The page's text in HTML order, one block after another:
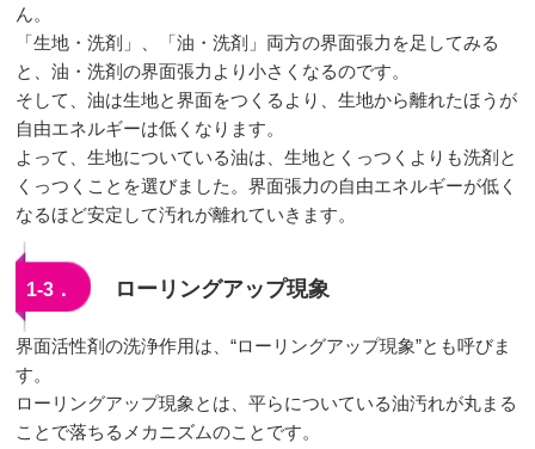
ん。
「生地・洗剤」、「油・洗剤」両方の界面張力を足してみる
と、油・洗剤の界面張力より小さくなるのです。
そして、油は生地と界面をつくるより、生地から離れたほうが
自由エネルギーは低くなります。
よって、生地についている油は、生地とくっつくよりも洗剤と
くっつくことを選びました。界面張力の自由エネルギーが低く
なるほど安定して汚れが離れていきます。
1‐3． ローリングアップ現象
界面活性剤の洗浄作用は、“ローリングアップ現象”とも呼びま
す。
ローリングアップ現象とは、平らについている油汚れが丸まる
ことで落ちるメカニズムのことです。